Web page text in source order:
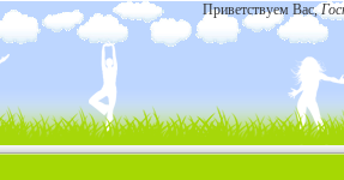
Приветствуем Вас,